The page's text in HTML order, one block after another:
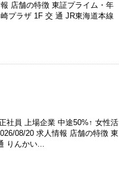
店舗の特徴 東証プライム・年
プラザ 1F 交 通 JR東海道本線
社員 上場企業 中途50%↑ 女性活
08/20 求人情報 店舗の特徴 東
りんかい...